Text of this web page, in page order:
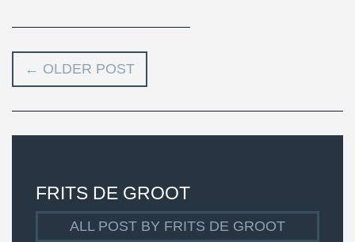
← OLDER POST
FRITS DE GROOT
ALL POST BY FRITS DE GROOT